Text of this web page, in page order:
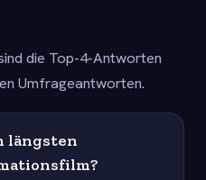
die Top-4-Antworten
Umfrageantworten.
längsten